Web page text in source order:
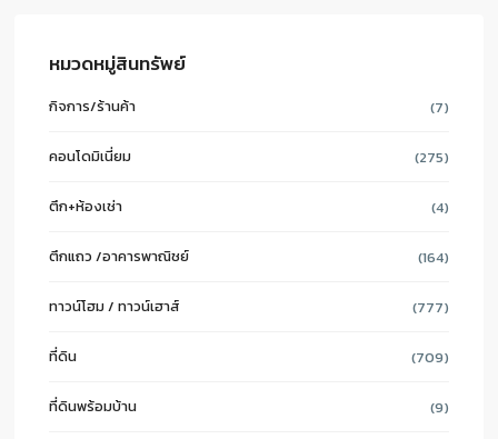
หมวดหมู่สินทรัพย์
กิจการ/ร้านค้า (7)
คอนโดมิเนี่ยม (275)
ตึก+ห้องเช่า (4)
ตึกแถว /อาคารพาณิชย์ (164)
ทาวน์โฮม / ทาวน์เฮาส์ (777)
ที่ดิน (709)
ที่ดินพร้อมบ้าน (9)